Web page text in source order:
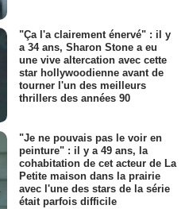
"Ça l'a clairement énervé" : il y
a 34 ans, Sharon Stone a eu
une vive altercation avec cette
star hollywoodienne avant de
tourner l'un des meilleurs
thrillers des années 90
"Je ne pouvais pas le voir en
peinture" : il y a 49 ans, la
cohabitation de cet acteur de La
Petite maison dans la prairie
avec l'une des stars de la série
était parfois difficile